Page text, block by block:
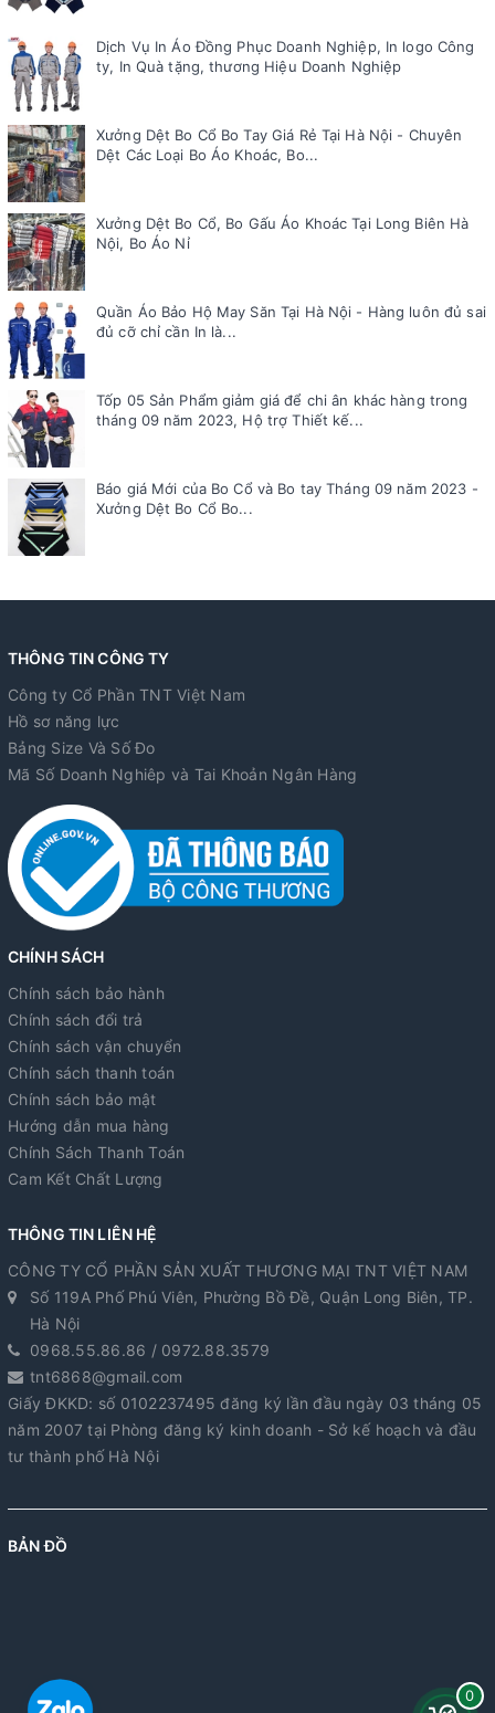
Dịch Vụ In Áo Đồng Phục Doanh Nghiệp, In logo Công
ty, In Quà tặng, thương Hiệu Doanh Nghiệp
Xưởng Dệt Bo Cổ Bo Tay Giá Rẻ Tại Hà Nội - Chuyên
Dệt Các Loại Bo Áo Khoác, Bo...
Xưởng Dệt Bo Cổ, Bo Gấu Áo Khoác Tại Long Biên Hà
Nội, Bo Áo Nỉ
Quần Áo Bảo Hộ May Săn Tại Hà Nội - Hàng luôn đủ sai
đủ cỡ chỉ cần In là...
Tốp 05 Sản Phẩm giảm giá để chi ân khác hàng trong
tháng 09 năm 2023, Hộ trợ Thiết kế...
Báo giá Mới của Bo Cổ và Bo tay Tháng 09 năm 2023 -
Xưởng Dệt Bo Cổ Bo...
THÔNG TIN CÔNG TY
Công ty Cổ Phần TNT Việt Nam
Hồ sơ năng lực
Bảng Size Và Số Đo
Mã Số Doanh Nghiêp và Tai Khoản Ngân Hàng
CHÍNH SÁCH
Chính sách bảo hành
Chính sách đổi trả
Chính sách vận chuyển
Chính sách thanh toán
Chính sách bảo mật
Hướng dẫn mua hàng
Chính Sách Thanh Toán
Cam Kết Chất Lượng
THÔNG TIN LIÊN HỆ
CÔNG TY CỔ PHẦN SẢN XUẤT THƯƠNG MẠI TNT VIỆT NAM
Số 119A Phố Phú Viên, Phường Bồ Đề, Quận Long Biên, TP.
Hà Nội
0968.55.86.86 / 0972.88.3579
tnt6868@gmail.com
Giấy ĐKKD: số 0102237495 đăng ký lần đầu ngày 03 tháng 05
năm 2007 tại Phòng đăng ký kinh doanh - Sở kế hoạch và đầu
tư thành phố Hà Nội
BẢN ĐỒ
0